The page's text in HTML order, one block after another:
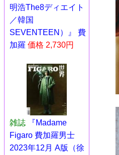
明浩The8ディエイト
／韓国
SEVENTEEN）』 費
加羅 価格 2,730円
雑誌
『Madame
Figaro 費加羅男士
2023年12月 A版（徐